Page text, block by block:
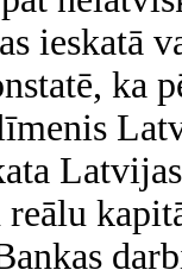
ieskatā
ka